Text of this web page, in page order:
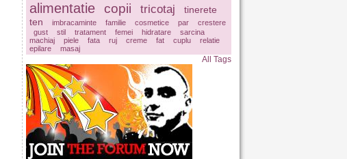
alimentatie
copii tricotaj
tinerete
ten
imbracaminte familie cosmetice par
crestere
gust
stil tratament femei hidratare
sarcina
machiaj
piele fata ruj creme fat cuplu
relatie
epilare
masaj
All Tags